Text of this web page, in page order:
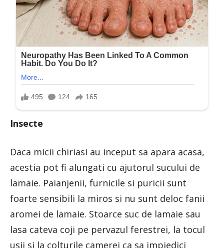
Insecte
Daca micii chiriasi au inceput sa apara acasa,
acestia pot fi alungati cu ajutorul sucului de
lamaie. Paianjenii, furnicile si puricii sunt
foarte sensibili la miros si nu sunt deloc fanii
aromei de lamaie. Stoarce suc de lamaie sau
lasa cateva coji pe pervazul ferestrei, la tocul
usii si la colturile camerei ca sa impiedici